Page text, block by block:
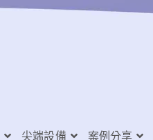
尖端設備 案例分享